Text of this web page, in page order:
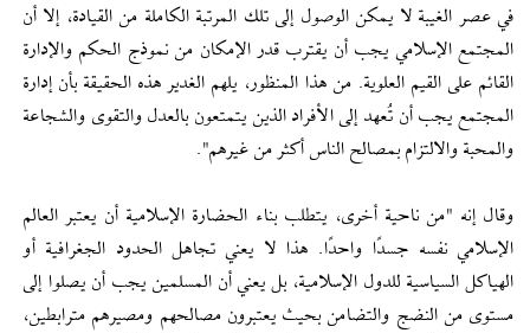
في عصر الغيبة لا يمكن الوصول إلى تلك المرتبة الكاملة من القيادة، إلا أن
المجتمع الإسلامي يجب أن يقترب قدر الإمكان من نموذج الحكم والإدارة
القائم على القيم العلوية. من هذا المنظور، يلهم الغدير هذه الحقيقة بأن إدارة
المجتمع يجب أن تُعهد إلى الأفراد الذين يتمتعون بالعدل والتقوى والشجاعة
والمحبة والالتزام بمصالح الناس أكثر من غيرهم".
وقال إنه "من ناحية أخرى، يتطلب بناء الحضارة الإسلامية أن يعتبر العالم
الإسلامي نفسه جسدًا واحدًا. هذا لا يعني تجاهل الحدود الجغرافية أو
الهياكل السياسية للدول الإسلامية، بل يعني أن المسلمين يجب أن يصلوا إلى
مستوى من النضج والتضامن بحيث يعتبرون مصالحهم ومصيرهم مترابطين،